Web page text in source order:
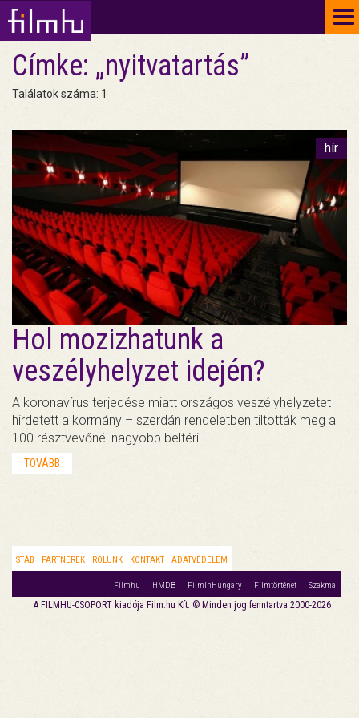
Címke: „nyitvatartás”
Találatok száma: 1
hír
Hol mozizhatunk a
veszélyhelyzet idején?
A koronavírus terjedése miatt országos veszélyhelyzetet
hirdetett a kormány – szerdán rendeletben tiltották meg a
100 résztvevőnél nagyobb beltéri…
TOVÁBB
STÁB PARTNEREK RÓLUNK KONTAKT ADATVÉDELEM
Filmhu HMDB FilmInHungary Filmtörténet Szakma
A FILMHU-CSOPORT kiadója Film.hu Kft. © Minden jog fenntartva 2000-2026